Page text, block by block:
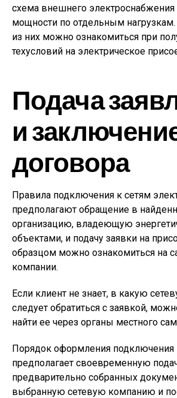
схема внешнего электроснабжения
мощности по отдельным
из них можно ознакомиться при
техусловий на электрическое
Подача
и
договора
Правила подключения к сетям
предполагают обращение в
организацию, владеющую
объектами, и подачу заявки на
образцом можно ознакомиться на
компании.
Если клиент не знает, в какую
следует обратиться с заявкой,
найти ее через органы местного
Порядок оформления подключения
предполагает своевременную
предварительно собранных
выбранную сетевую компанию и